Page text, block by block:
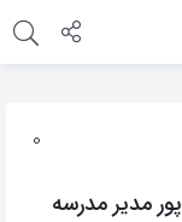
0
مدیر مدرسه